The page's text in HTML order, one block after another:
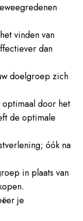
vinden van
dan
doelgroep zich
door het
de optimale
óók na
in plaats van
je